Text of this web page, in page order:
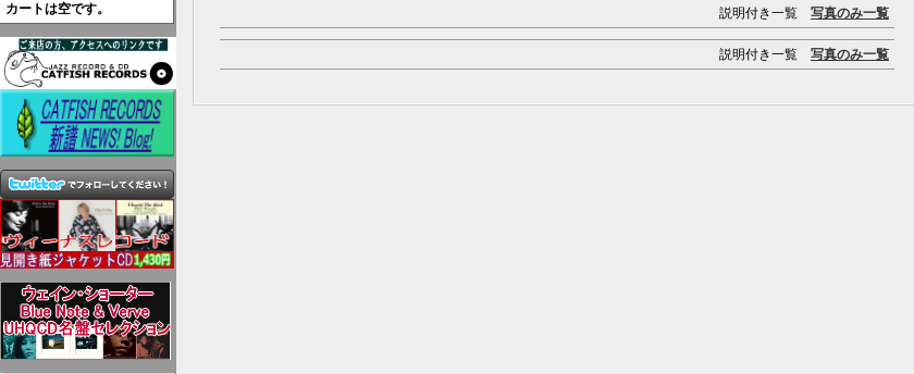
カートは空です。
説明付き一覧 写真のみ一覧
説明付き一覧 写真のみ一覧